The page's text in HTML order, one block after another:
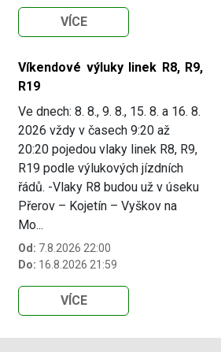
VÍCE
Víkendové výluky linek R8, R9,
R19
Ve dnech: 8. 8., 9. 8., 15. 8. a 16. 8.
2026 vždy v časech 9:20 až
20:20 pojedou vlaky linek R8, R9,
R19 podle výlukových jízdních
řádů. -Vlaky R8 budou už v úseku
Přerov – Kojetín – Vyškov na
Mo...
Od: 7.8.2026 22:00
Do: 16.8.2026 21:59
VÍCE